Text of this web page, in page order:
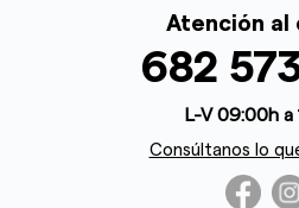
Atención al
682
L-V 09:00h a
Consúltanos lo